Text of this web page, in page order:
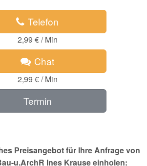
Telefon
2,99 € / Min
Chat
2,99 € / Min
Termin
Preisangebot für Ihre Anfrage von
u.ArchR Ines Krause einholen: